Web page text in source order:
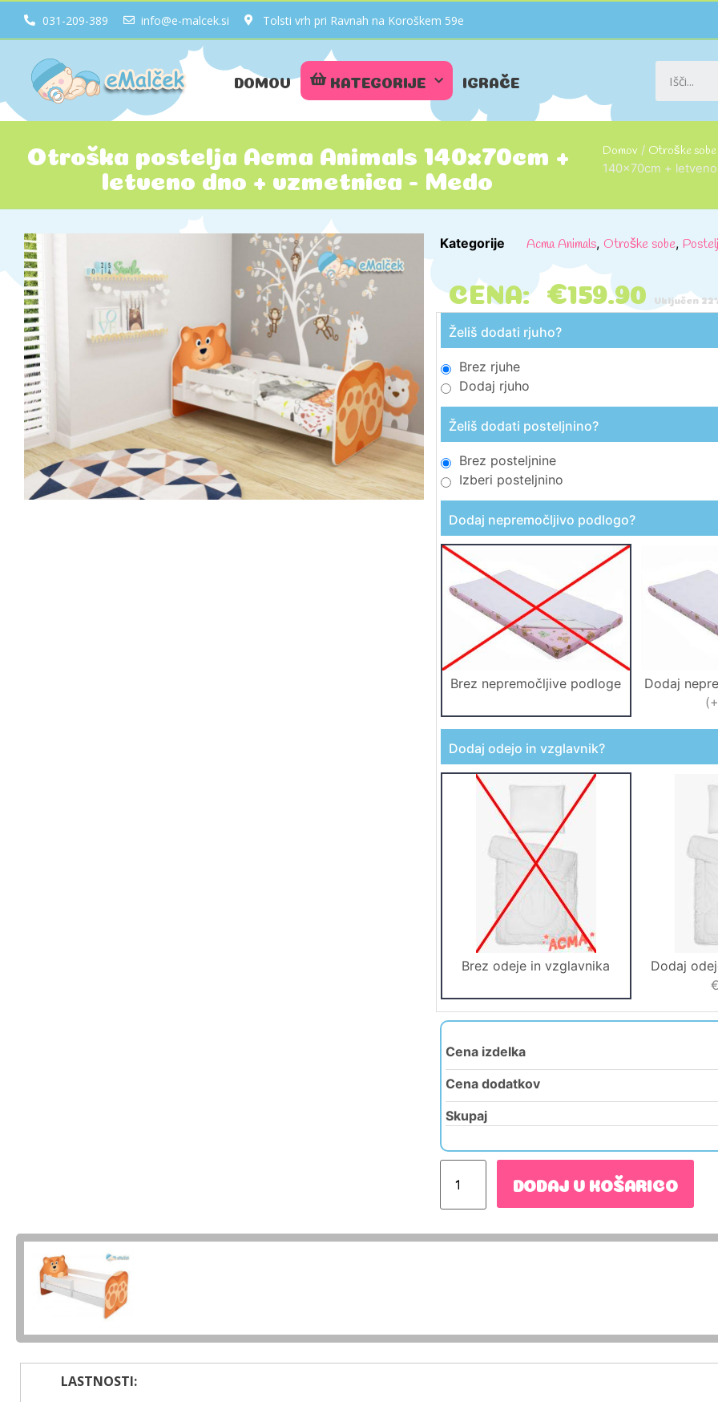
031-209-389 info@e-malcek.si Tolsti vrh pri Ravnah na Koroškem 59e
DOMOV KATEGORIJE IGRAČE
Otroška postelja Acma Animals 140x70cm +
letveno dno + vzmetnica - Medo
Domov / Otroške sobe
140x70cm +
Kategorije Acma Animals, Otroške sobe,
CENA: €159.90
Vključen
Želiš dodati rjuho?
Brez rjuhe
Dodaj rjuho
Želiš dodati posteljnino?
Brez posteljnine
Izberi posteljnino
Dodaj nepremočljivo podlogo?
Brez nepremočljive podloge
Dodaj
(
Dodaj odejo in vzglavnik?
Brez odeje in vzglavnika
Dodaj
Cena izdelka
Cena dodatkov
Skupaj
DODAJ V KOŠARICO
LASTNOSTI: